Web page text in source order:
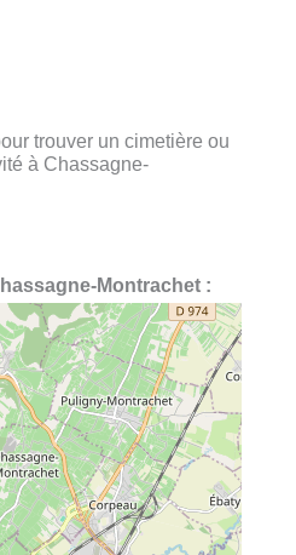
trouver un cimetière ou
à Chassagne-
Montrachet :